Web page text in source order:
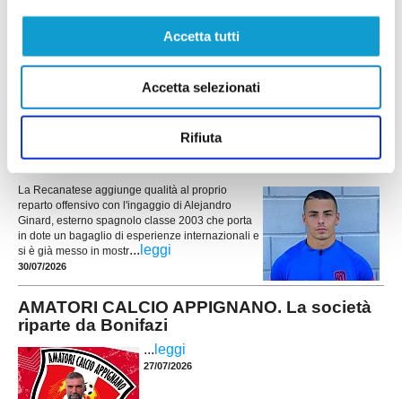
Accetta tutti
Accetta selezionati
Rifiuta
della sua storia recente. La società biancorossa
ha ufficializzato il ritorno del difensore Giacomo
...leggi
RECANATESE. Ecco un ex Atletico Madrid
La Recanatese aggiunge qualità al proprio
reparto offensivo con l'ingaggio di Alejandro
Ginard, esterno spagnolo classe 2003 che porta
in dote un bagaglio di esperienze internazionali e
si è già messo in mostr... leggi
30/07/2026
AMATORI CALCIO APPIGNANO. La società
riparte da Bonifazi
... leggi
27/07/2026